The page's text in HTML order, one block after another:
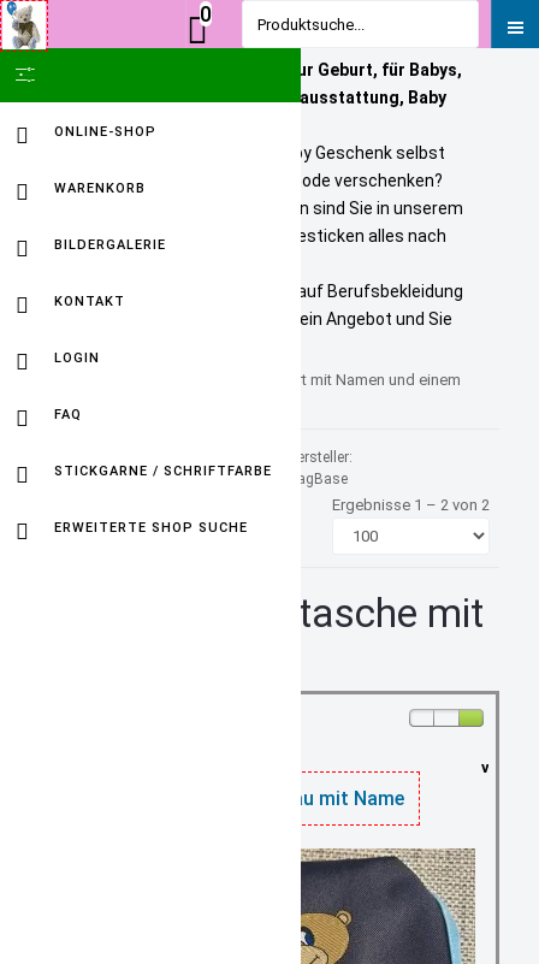
Personalisierte Geschenke zur Geburt, für Babys,
Kinder und Erwachsene. Babyausstattung, Baby
Onlineshop
Sie wollen ein bezahlbares Baby Geschenk selbst
personalisieren? Tolle Kindermode verschenken?
Unikate selbst gestalten? Dann sind Sie in unserem
Baby Online Shop richtig. Wir besticken alles nach
Selbst gestickte Firmenlogos auf Berufsbekleidung
sind kein Problem. Fordern Sie ein Angebot und Sie
0
ONLINE-SHOP
WARENKORB
BILDERGALERIE
KONTAKT
LOGIN
FAQ
STICKGARNE / SCHRIFTFARBE
ERWEITERTE SHOP SUCHE
Kindergartentasche personalisiert mit Namen und einem
Produkt Kategorie +/-
Hersteller:
BagBase
Ergebnisse 1 – 2 von 2
Kindergartentasche mit
vorrätig: 4
Kinditasche blau mit Name